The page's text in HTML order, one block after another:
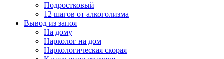
Подростковый
12 шагов от алкоголизма
Вывод из запоя
На дому
Нарколог на дом
Наркологическая скорая